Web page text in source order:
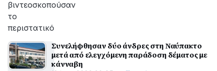
βιντεοσκοπούσαν
το
περιστατικό
Συνελήφθησαν δύο άνδρες στη Ναύπακτο
μετά από ελεγχόμενη παράδοση δέματος με
κάνναβη